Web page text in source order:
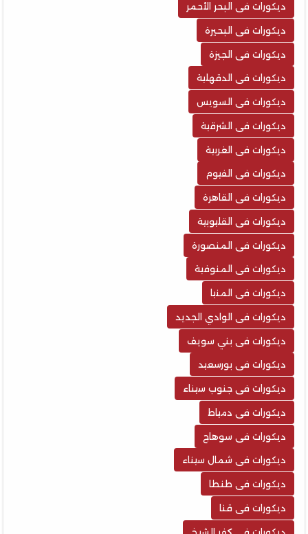
ديكورات فى البحر الأحمر
ديكورات فى البحيرة
ديكورات فى الجيزة
ديكورات فى الدقهلية
ديكورات فى السويس
ديكورات فى الشرقية
ديكورات فى الغربية
ديكورات فى الفيوم
ديكورات فى القاهرة
ديكورات فى القليوبية
ديكورات فى المنصورة
ديكورات فى المنوفية
ديكورات فى المنيا
ديكورات فى الوادي الجديد
ديكورات فى بني سويف
ديكورات فى بورسعيد
ديكورات فى جنوب سيناء
ديكورات فى دمياط
ديكورات فى سوهاج
ديكورات فى شمال سيناء
ديكورات فى طنطا
ديكورات فى قنا
ديكورات فى كفر الشيخ